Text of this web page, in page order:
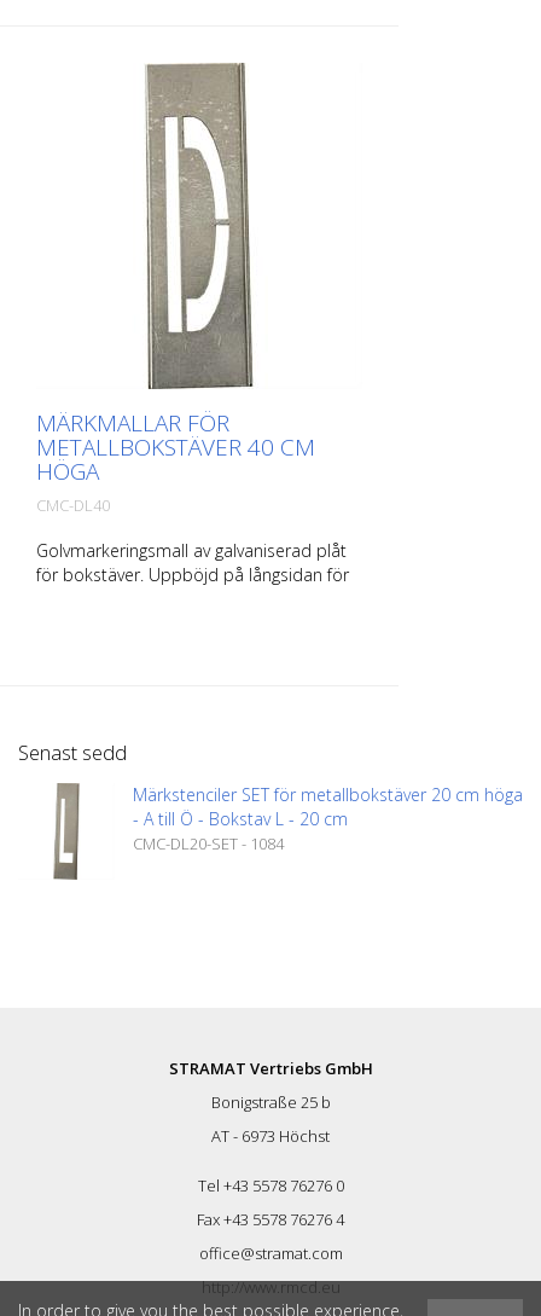
MÄRKMALLAR FÖR
METALLBOKSTÄVER 40 CM
HÖGA
CMC-DL40
Golvmarkeringsmall av galvaniserad plåt
för bokstäver. Uppböjd på långsidan för
Senast sedd
Märkstenciler SET för metallbokstäver 20 cm höga
- A till Ö - Bokstav L - 20 cm
CMC-DL20-SET - 1084
STRAMAT Vertriebs GmbH
Bonigstraße 25 b
AT - 6973 Höchst
Tel +43 5578 76276 0
Fax +43 5578 76276 4
office@stramat.com
http://www.rmcd.eu
In order to give you the best possible experience,